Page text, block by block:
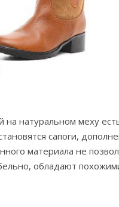
на натуральном меху
сапоги,
материала не
обладают